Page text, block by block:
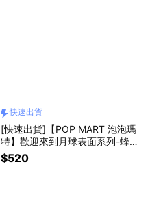
快速出貨
[快速出貨]【POP MART 泡泡瑪
特】歡迎來到月球表面系列-蜂蜜
毛絨掛件(含運費) 星星人
$520